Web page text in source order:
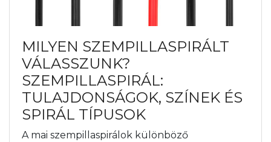
MILYEN SZEMPILLASPIRÁLT
VÁLASSZUNK?
SZEMPILLASPIRÁL:
TULAJDONSÁGOK, SZÍNEK ÉS
SPIRÁL TÍPUSOK
A mai szempillaspirálok különböző